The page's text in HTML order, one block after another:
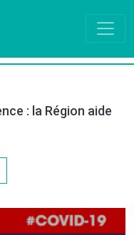
: la Région aide